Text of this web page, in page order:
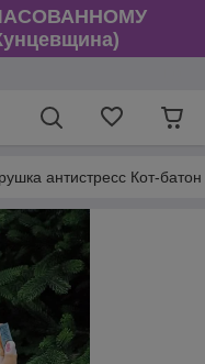
антистресс Кот-